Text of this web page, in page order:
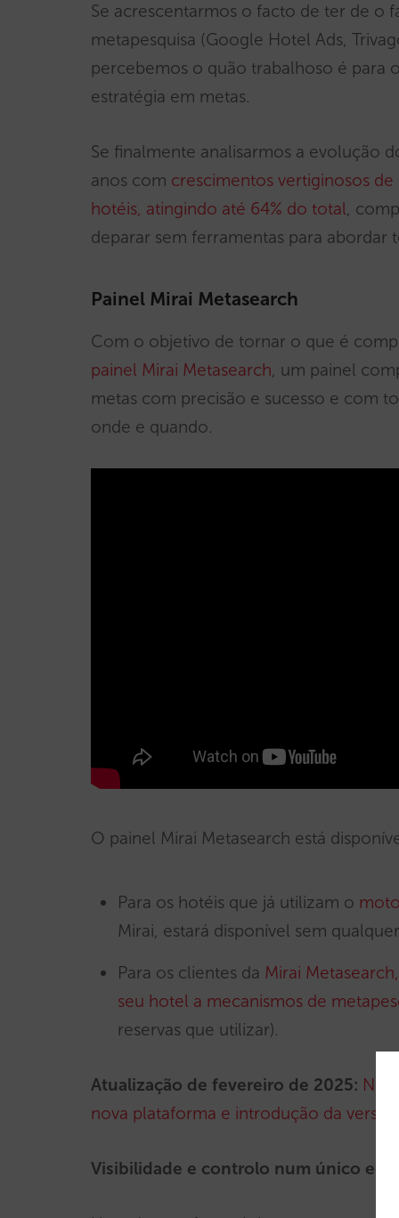
Se acrescentarmos o facto de ter de o
metapesquisa (Google Hotel Ads,
percebemos o quão trabalhoso é para
estratégia em metas.
Se finalmente analisarmos a evolução
anos com crescimentos vertiginosos
hotéis, atingindo até 64% do total,
deparar sem ferramentas para abordar
Painel Mirai Metasearch
Com o objetivo de tornar o que é
painel Mirai Metasearch, um painel
metas com precisão e sucesso e com
onde e quando.
O painel Mirai Metasearch está
Para os hotéis que já utilizam o
Mirai, estará disponível sem qualquer
Para os clientes da Mirai
seu hotel a mecanismos de
reservas que utilizar).
Atualização de fevereiro de 2025:
nova plataforma e introdução da
Visibilidade e controlo num único ecrã